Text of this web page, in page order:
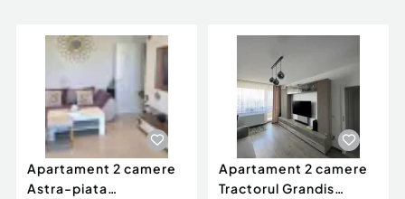
Apartament 2 camere
Astra-piata
Apartament 2 camere
Tractorul Grandis